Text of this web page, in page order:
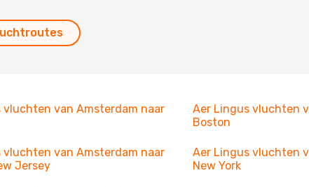
vluchten van Amsterdam naar
Aer Lingus vluchten
Boston
vluchten van Amsterdam naar
Jersey
Aer Lingus vluchten
New York